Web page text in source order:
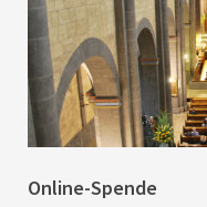
Online-Spende